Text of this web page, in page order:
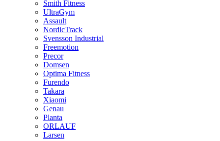
Smith Fitness
UltraGym
Assault
NordicTrack
Svensson Industrial
Freemotion
Precor
Domsen
Optima Fitness
Furendo
Takara
Xiaomi
Genau
Planta
ORLAUF
Larsen